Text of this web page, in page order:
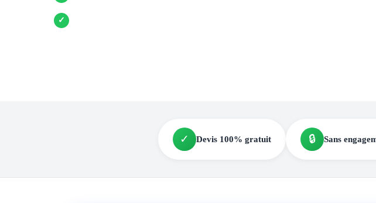
✓
✓ Devis 100% gratuit 🔒 Sans